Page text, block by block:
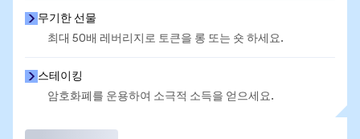
무기한 선물
최대 50배 레버리지로 토큰을 롱 또는 숏 하세요.
스테이킹
암호화폐를 운용하여 소극적 소득을 얻으세요.